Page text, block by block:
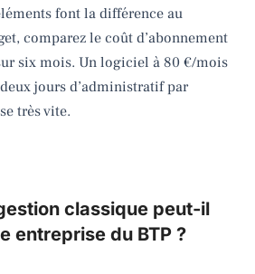
font la différence au
comparez le coût d’abonnement
six mois. Un logiciel à 80 €/mois
jours d’administratif par
très vite.
classique peut-il
entreprise du BTP ?